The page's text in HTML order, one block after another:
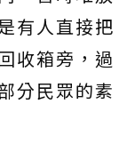
有人直接把
收箱旁，過
分民眾的素